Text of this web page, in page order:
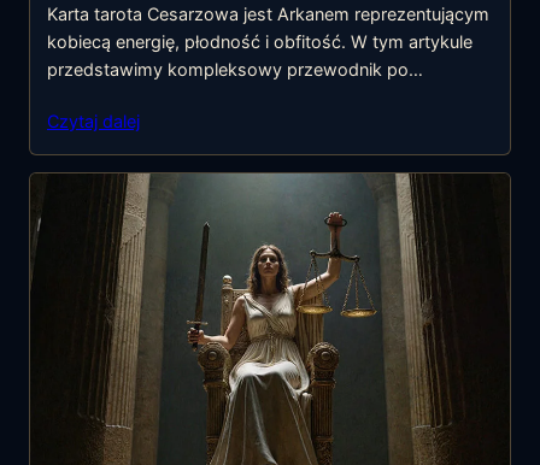
Karta tarota Cesarzowa jest Arkanem reprezentującym
kobiecą energię, płodność i obfitość. W tym artykule
przedstawimy kompleksowy przewodnik po…
Czytaj dalej